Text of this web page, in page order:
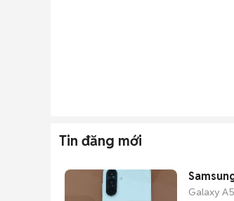
Tin đăng mới
Galaxy